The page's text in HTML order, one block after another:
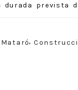
durada prevista